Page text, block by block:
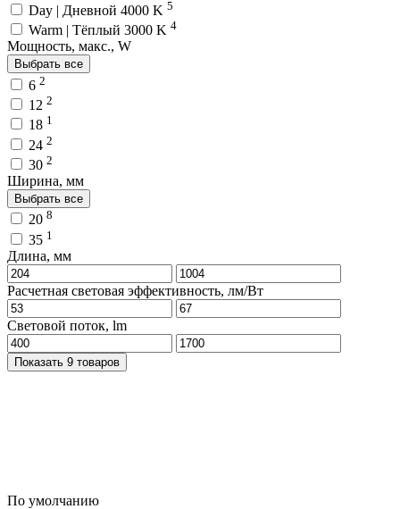
Day | Дневной 4000 K 5
Warm | Тёплый 3000 K 4
Мощность, макс., W
Выбрать все
6 2
12 2
18 1
24 2
30 2
Ширина, мм
Выбрать все
20 8
35 1
Длина, мм
Расчетная световая эффективность, лм/Вт
Световой поток, lm
Показать 9 товаров
По умолчанию